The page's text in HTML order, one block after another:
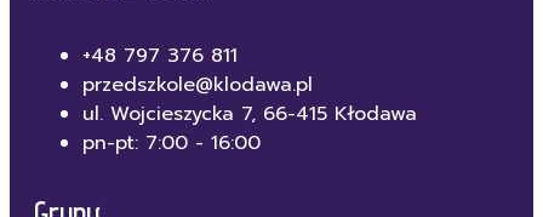
+48 797 376 811
przedszkole@klodawa.pl
ul. Wojcieszycka 7, 66-415 Kłodawa
pn-pt: 7:00 - 16:00